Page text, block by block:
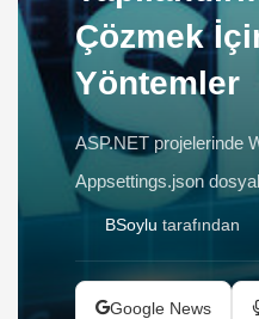
Çözmek
Yöntemler
ASP.NET projelerinde
Appsettings.json
Yanlış yapılandırma
makalede, doğru
çevre ayarlarının
BSoylu tarafından
Google News